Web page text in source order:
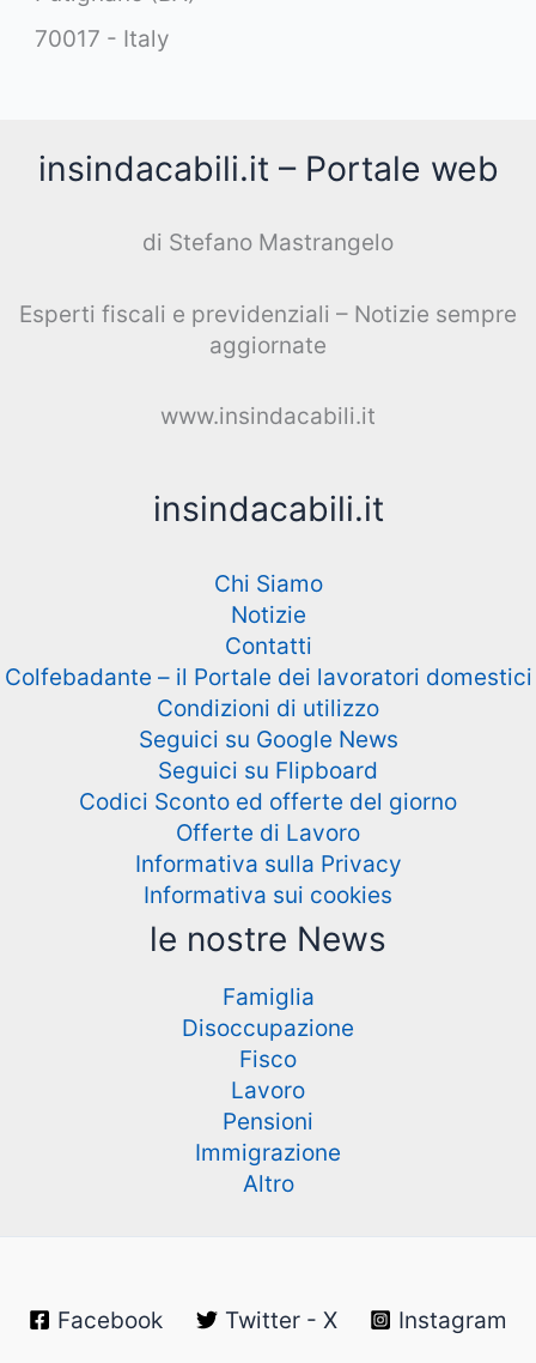
70017 - Italy
insindacabili.it – Portale web
di Stefano Mastrangelo
Esperti fiscali e previdenziali – Notizie sempre
aggiornate
www.insindacabili.it
insindacabili.it
Chi Siamo
Notizie
Contatti
Colfebadante – il Portale dei lavoratori domestici
Condizioni di utilizzo
Seguici su Google News
Seguici su Flipboard
Codici Sconto ed offerte del giorno
Offerte di Lavoro
Informativa sulla Privacy
Informativa sui cookies
le nostre News
Famiglia
Disoccupazione
Fisco
Lavoro
Pensioni
Immigrazione
Altro
Facebook Twitter - X Instagram